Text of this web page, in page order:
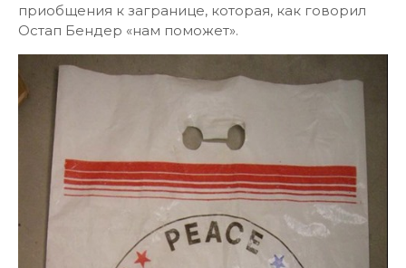
приобщения к загранице, которая, как говорил
Остап Бендер «нам поможет».